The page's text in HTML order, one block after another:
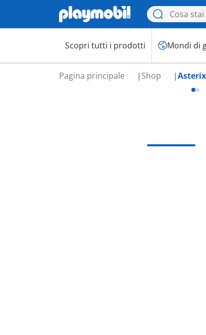
Scopri tutti i prodotti Mondi di
Pagina principale Shop